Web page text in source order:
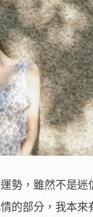
勢，雖然不是迷
的部分，我本來